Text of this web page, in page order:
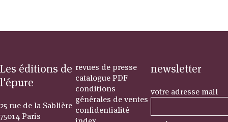
Les éditions de
l'épure
25 rue de la Sablière
75014 Paris
revues de presse
catalogue PDF
conditions
générales de ventes
confidentialité
newsletter
votre adresse mail